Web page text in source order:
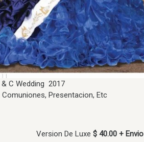
C Wedding 2017
Presentacion, Etc
Version De Luxe $ 40.00 + Envio